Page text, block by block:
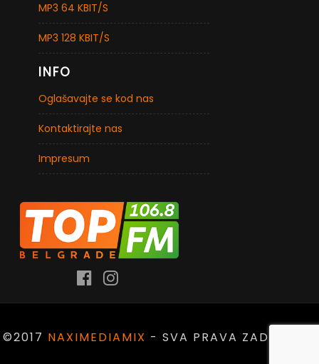
MP3 64 KBIT/S
MP3 128 KBIT/S
INFO
Oglašavajte se kod nas
Kontaktirajte nas
Impresum
©2017 NAXIMEDIAMIX - SVA PRAVA ZADRŽANA.